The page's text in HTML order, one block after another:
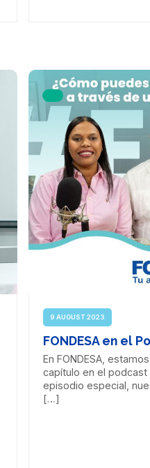
9 AUGUST 2023
FONDESA en el
En FONDESA,
capítulo en el podcast
episodio especial,
[…]